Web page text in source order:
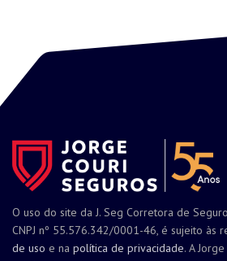
O uso do site da J. Seg Corretora de
CNPJ nº 55.576.342/0001-46, é sujeito às
de uso e na política de privacidade. A